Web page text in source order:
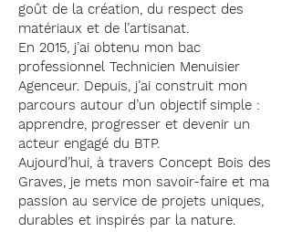
goût de la création, du respect des
matériaux et de l’artisanat.
En 2015, j’ai obtenu mon bac
professionnel Technicien Menuisier
Agenceur. Depuis, j’ai construit mon
parcours autour d’un objectif simple :
apprendre, progresser et devenir un
acteur engagé du BTP.
Aujourd’hui, à travers Concept Bois des
Graves, je mets mon savoir-faire et ma
passion au service de projets uniques,
durables et inspirés par la nature.